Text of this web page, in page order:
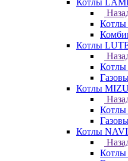
Котлы
Котлы
Котлы
Котлы